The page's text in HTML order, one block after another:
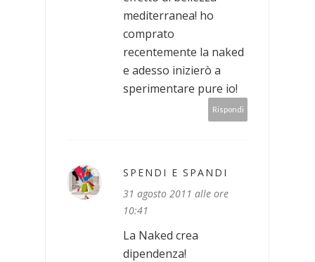
mediterranea! ho
comprato
recentemente la naked
e adesso inizierò a
sperimentare pure io!
Rispondi
SPENDI E SPANDI
31 agosto 2011 alle ore
10:41
La Naked crea
dipendenza!